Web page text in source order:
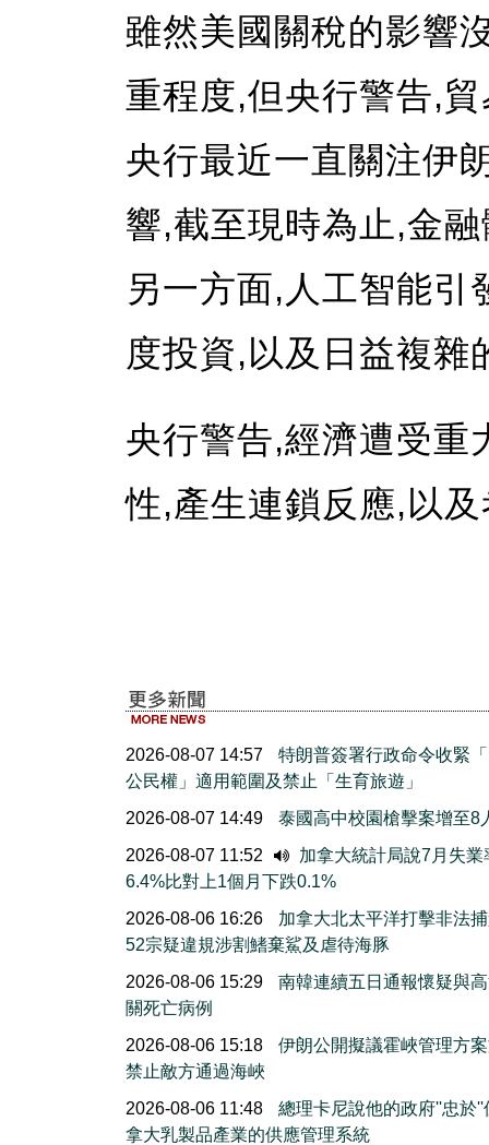
雖然美國關稅的影響
重程度,但央行警告,
央行最近一直關注伊
響,截至現時為止,金
另一方面,人工智能引
度投資,以及日益複雜
央行警告,經濟遭受重
性,產生連鎖反應,以
2026-08-07 14:57
特朗普簽署行政命令收緊
公民權」適用範圍及禁止「生育旅遊」
2026-08-07 14:49
泰國高中校園槍擊案增至8
2026-08-07 11:52
加拿大統計局說7月失業
6.4%比對上1個月下跌0.1%
2026-08-06 16:26
加拿大北太平洋打擊非法
52宗疑違規涉割鰭棄鯊及虐待海豚
2026-08-06 15:29
南韓連續五日通報懷疑與
關死亡病例
2026-08-06 15:18
伊朗公開擬議霍峽管理方
禁止敵方通過海峽
2026-08-06 11:48
總理卡尼說他的政府''忠於''
拿大乳製品產業的供應管理系統